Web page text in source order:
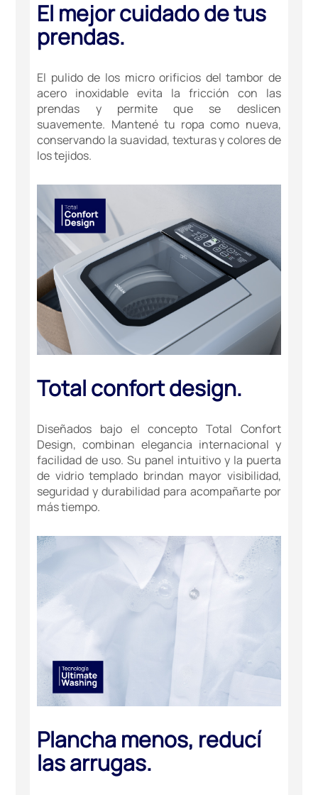
El mejor cuidado de tus
prendas.
El pulido de los micro orificios del tambor de
acero inoxidable evita la fricción con las
prendas y permite que se deslicen
suavemente. Mantené tu ropa como nueva,
conservando la suavidad, texturas y colores de
los tejidos.
Total confort design.
Diseñados bajo el concepto Total Confort
Design, combinan elegancia internacional y
facilidad de uso. Su panel intuitivo y la puerta
de vidrio templado brindan mayor visibilidad,
seguridad y durabilidad para acompañarte por
más tiempo.
Plancha menos, reducí
las arrugas.